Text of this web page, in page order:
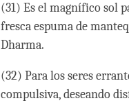
(31) Es el magnífico sol
fresca espuma de
Dharma.
(32) Para los seres
compulsiva, deseando